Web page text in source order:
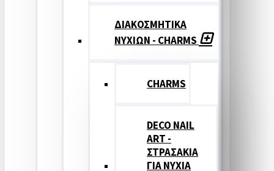
ΔΙΑΚΟΣΜΗΤΙΚΑ
ΝΥΧΙΩΝ - CHARMS
CHARMS
DECO NAIL
ART -
ΣΤΡΑΣΑΚΙΑ
ΓΙΑ ΝΥΧΙΑ